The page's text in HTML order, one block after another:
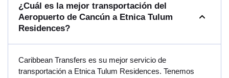
¿Cuál es la mejor transportación del
Aeropuerto de Cancún a Etnica Tulum
Residences?
Caribbean Transfers es su mejor servicio de
transportación a Etnica Tulum Residences. Tenemos